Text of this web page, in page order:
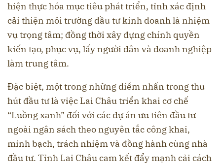
hiện thực hóa mục tiêu phát triển, tỉnh xác định
cải thiện môi trường đầu tư kinh doanh là nhiệm
vụ trọng tâm; đồng thời xây dựng chính quyền
kiến tạo, phục vụ, lấy người dân và doanh nghiệp
làm trung tâm.
Đặc biệt, một trong những điểm nhấn trong thu
hút đầu tư là việc Lai Châu triển khai cơ chế
“Luồng xanh” đối với các dự án ưu tiên đầu tư
ngoài ngân sách theo nguyên tắc công khai,
minh bạch, trách nhiệm và đồng hành cùng nhà
đầu tư. Tỉnh Lai Châu cam kết đẩy mạnh cải cách